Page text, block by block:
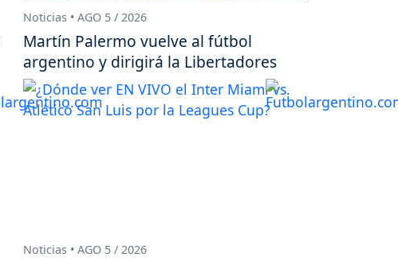
Noticias • AGO 5 / 2026
Martín Palermo vuelve al fútbol
argentino y dirigirá la Libertadores
Noticias • AGO 5 / 2026